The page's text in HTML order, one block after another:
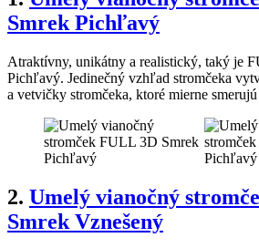
Smrek Pichľavý
Atraktívny, unikátny a realistický, taký je
Pichľavý. Jedinečný vzhľad stromčeka
a vetvičky stromčeka, ktoré mierne smerujú
2. Umelý vianočný
Smrek Vznešený